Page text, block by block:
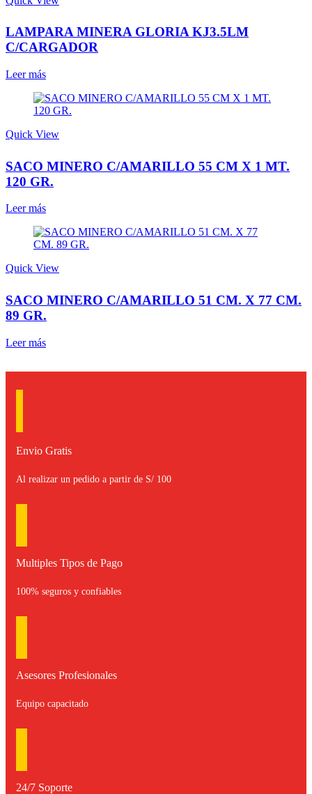
LAMPARA MINERA GLORIA KJ3.5LM
C/CARGADOR
Leer más
Quick View
SACO MINERO C/AMARILLO 55 CM X 1 MT.
120 GR.
Leer más
Quick View
SACO MINERO C/AMARILLO 51 CM. X 77 CM.
89 GR.
Leer más
Envio Gratis
Al realizar un pedido a partir de S/ 100
Multiples Tipos de Pago
100% seguros y confiables
Asesores Profesionales
Equipo capacitado
24/7 Soporte